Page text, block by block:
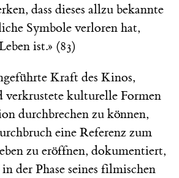
dass dieses allzu bekannte
Symbole verloren hat,
ist.» (83)
Kraft des Kinos,
verkrustete kulturelle Formen
durchbrechen zu können,
eine Referenz zum
zu eröffnen, dokumentiert,
der Phase seines filmischen